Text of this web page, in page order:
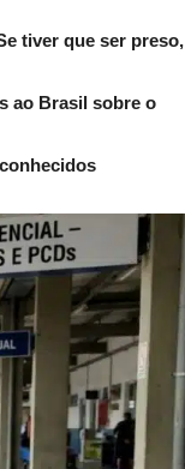
tiver que ser preso,
ao Brasil sobre o